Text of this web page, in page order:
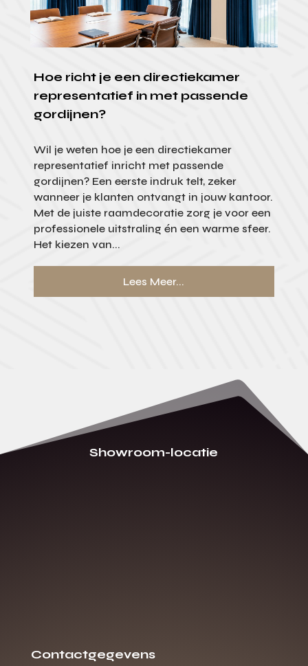
Hoe richt je een directiekamer
representatief in met passende
gordijnen?
Wil je weten hoe je een directiekamer
representatief inricht met passende
gordijnen? Een eerste indruk telt, zeker
wanneer je klanten ontvangt in jouw kantoor.
Met de juiste raamdecoratie zorg je voor een
professionele uitstraling én een warme sfeer.
Het kiezen van...
Lees Meer...
Showroom-locatie
Contactgegevens